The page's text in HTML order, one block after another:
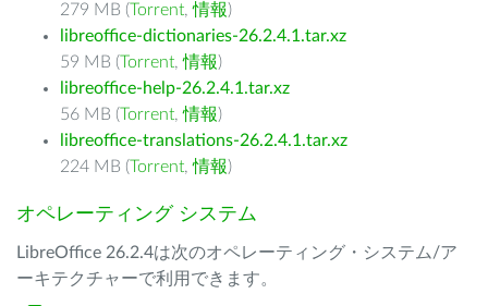
279 MB (Torrent,情報)
libreoffice-dictionaries-26.2.4.1.tar.xz
59 MB (Torrent,情報)
libreoffice-help-26.2.4.1.tar.xz
56 MB (Torrent,情報)
libreoffice-translations-26.2.4.1.tar.xz
224 MB (Torrent,情報)
オペレーティング システム
LibreOffice 26.2.4は次のオペレーティング・システム/ア
ーキテクチャーで利用できます。